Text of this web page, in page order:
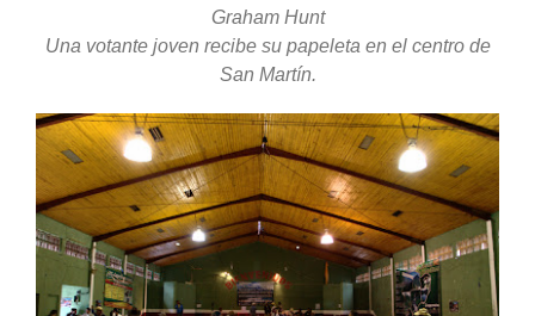
Graham Hunt
Una votante joven recibe su papeleta en el centro de
San Martín.